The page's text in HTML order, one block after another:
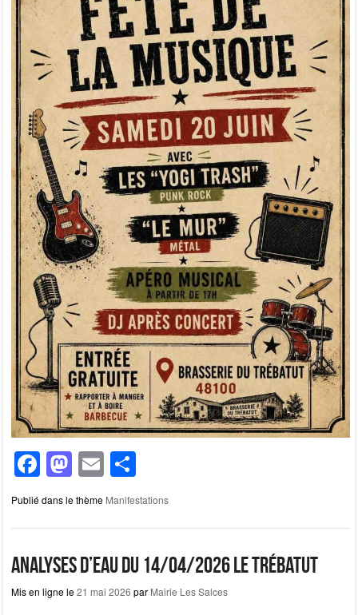
F
a
c
e
b
o
M
a
st
o
d
o
E
m
ail
ar
ta
g
er
Publié dans le thème Manifestations
Analyses d’eau du 14/04/2026 Le Trébatut
Mis en ligne le21 mai 2026 par Mairie Les Salces